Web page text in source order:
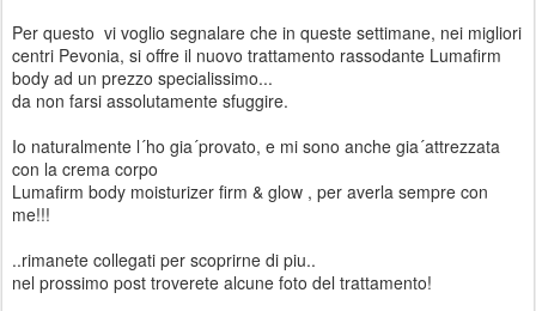
Per questo vi voglio segnalare che in queste settimane, nei migliori
centri Pevonia, si offre il nuovo trattamento rassodante Lumafirm
body ad un prezzo specialissimo...
da non farsi assolutamente sfuggire.
Io naturalmente l´ho gia´provato, e mi sono anche gia´attrezzata
con la crema corpo
Lumafirm body moisturizer firm & glow , per averla sempre con
me!!!
..rimanete collegati per scoprirne di piu..
nel prossimo post troverete alcune foto del trattamento!